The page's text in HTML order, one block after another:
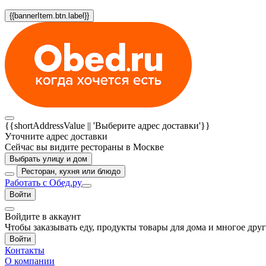
{{bannerItem.btn.label}}
{{shortAddressValue || 'Выберите адрес доставки'}}
Уточните адрес доставки
Сейчас вы видите рестораны в Москве
Выбрать улицу и дом
Ресторан, кухня или блюдо
Работать с Обед.ру
Войти
Войдите в аккаунт
Чтобы заказывать еду, продукты товары для дома и многое
Войти
Контакты
О компании